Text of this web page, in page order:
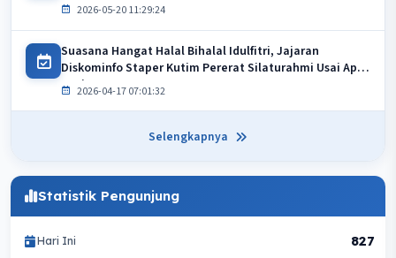
2026-05-20 11:29:24
Suasana Hangat Halal Bihalal Idulfitri, Jajaran
Diskominfo Staper Kutim Pererat Silaturahmi Usai Apel
Pagi2026-04-17 07:01:32
Selengkapnya
Statistik Pengunjung
Hari Ini 827